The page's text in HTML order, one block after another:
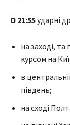
О 21:55ударні
на заході, та
курсом на
в
південь;
на сході